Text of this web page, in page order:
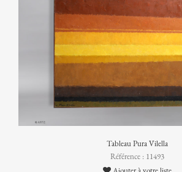
Tableau Pura Vilella
Référence : 11493